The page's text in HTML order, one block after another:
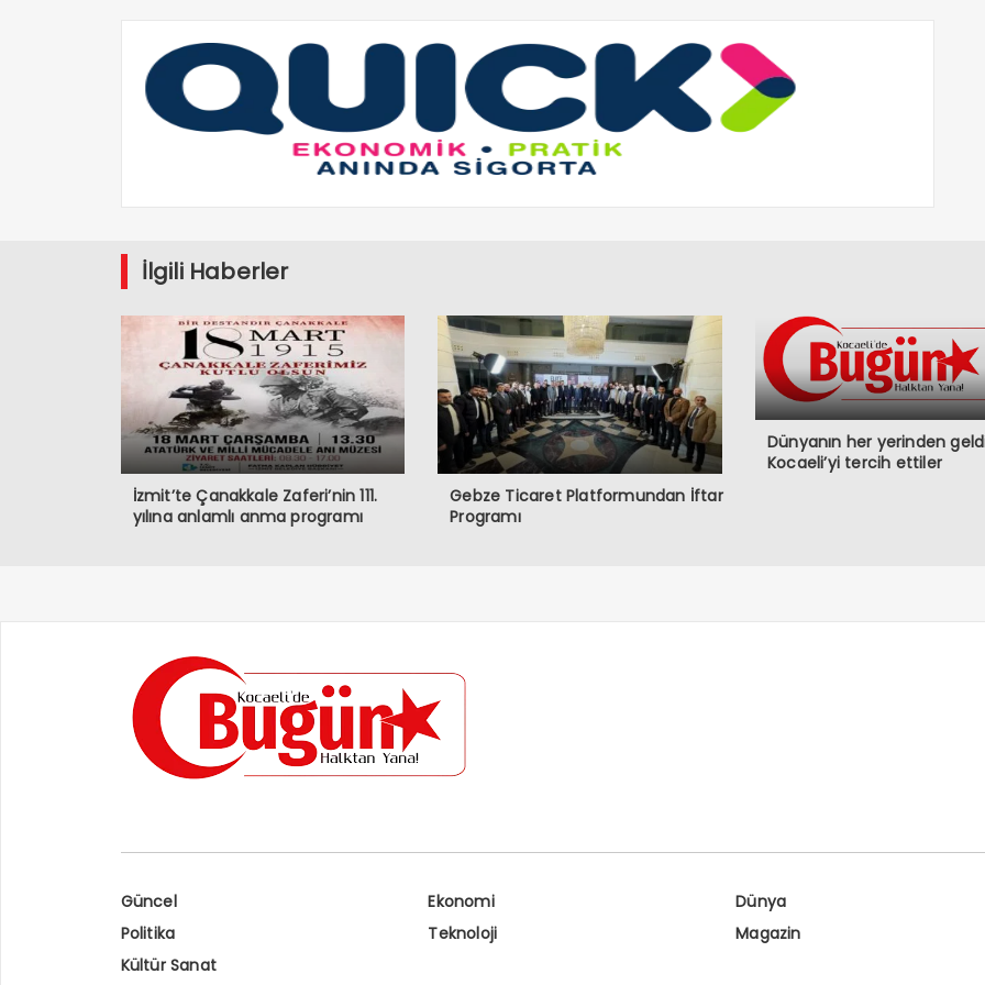
İlgili Haberler
İzmit’te Çanakkale Zaferi’nin 111.
yılına anlamlı anma programı
Gebze Ticaret Platformundan İftar
Programı
Dünyanın her yerinden
Kocaeli’yi tercih ettiler
Güncel Ekonomi
Dünya
Politika
Teknoloji
Magazin
Kültür Sanat